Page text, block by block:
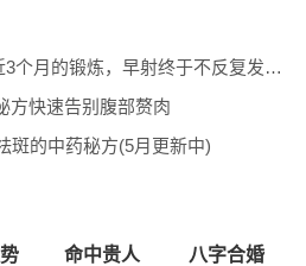
手淫多年导致的早泄，将近3个月的锻炼，早射终于不反复发作了。
方快速告别腹部赘肉
斑的中药秘方(5月更新中)
命中贵人 八字合婚